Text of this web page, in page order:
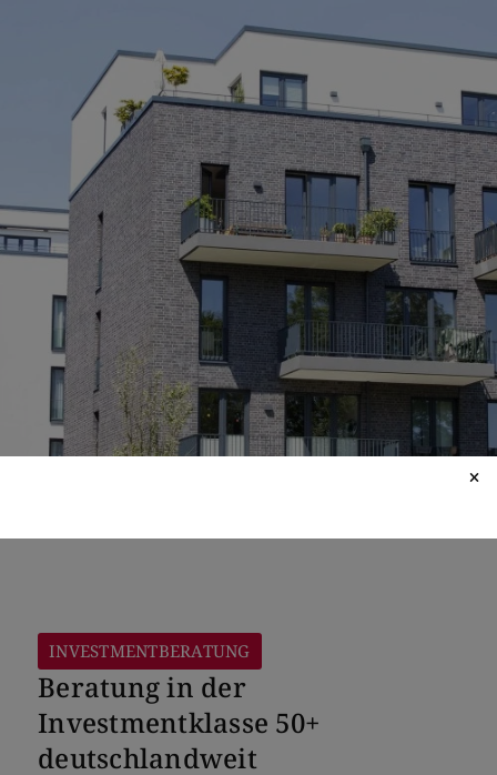
INVESTMENTBERATUNG
Beratung in der
Investmentklasse 50+
deutschlandweit